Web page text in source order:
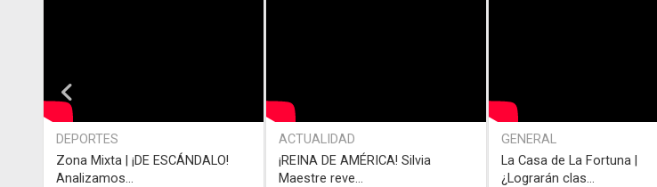
DEPORTES
Zona Mixta | ¡DE ESCÁNDALO!
Analizamos...
ACTUALIDAD
¡REINA DE AMÉRICA! Silvia
Maestre reve...
GENERAL
La Casa de La Fortuna |
¿Lograrán clas...